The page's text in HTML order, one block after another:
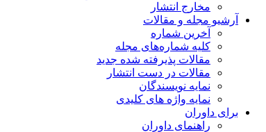
مخارج انتشار
آرشیو مجله و مقالات
آخرین شماره
کلیه شماره‌های مجله
مقالات پذیرفته شده جدید
مقالات در دست انتشار
نمایه نویسندگان
نمایه واژه های کلیدی
برای داوران
راهنمای داوران